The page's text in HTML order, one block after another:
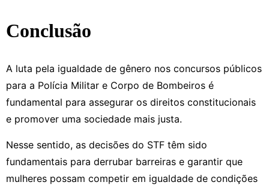
Conclusão
A luta pela igualdade de gênero nos concursos públicos
para a Polícia Militar e Corpo de Bombeiros é
fundamental para assegurar os direitos constitucionais
e promover uma sociedade mais justa.
Nesse sentido, as decisões do STF têm sido
fundamentais para derrubar barreiras e garantir que
mulheres possam competir em igualdade de condições